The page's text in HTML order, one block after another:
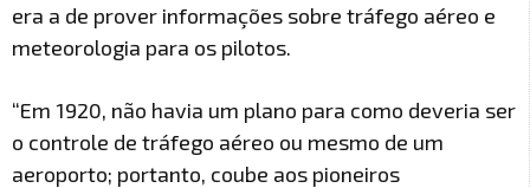
era a de prover informações sobre tráfego aéreo e
meteorologia para os pilotos.
“Em 1920, não havia um plano para como deveria ser
o controle de tráfego aéreo ou mesmo de um
aeroporto; portanto, coube aos pioneiros